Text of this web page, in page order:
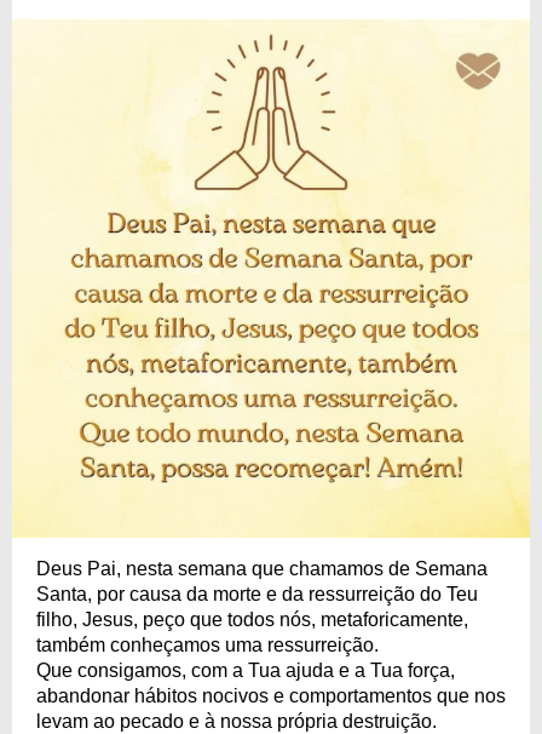
Deus Pai, nesta semana que chamamos de Semana
Santa, por causa da morte e da ressurreição do Teu
filho, Jesus, peço que todos nós, metaforicamente,
também conheçamos uma ressurreição.
Que consigamos, com a Tua ajuda e a Tua força,
abandonar hábitos nocivos e comportamentos que nos
levam ao pecado e à nossa própria destruição.